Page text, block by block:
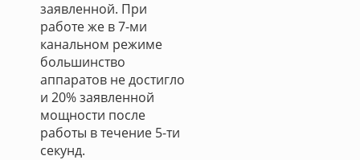
заявленной. При
работе же в 7-ми
канальном режиме
большинство
аппаратов не достигло
и 20% заявленной
мощности после
работы в течение 5-ти
секунд.